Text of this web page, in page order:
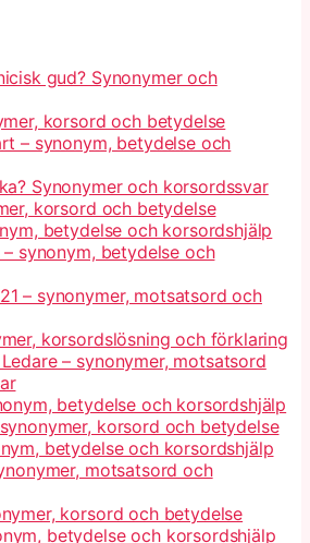
gud? Synonymer och
korsord och betydelse
– synonym, betydelse och
Synonymer och korsordssvar
korsord och betydelse
betydelse och korsordshjälp
– synonym, betydelse och
– synonymer, motsatsord och
korsordslösning och förklaring
– synonymer, motsatsord
betydelse och korsordshjälp
korsord och betydelse
betydelse och korsordshjälp
motsatsord och
korsord och betydelse
betydelse och korsordshjälp